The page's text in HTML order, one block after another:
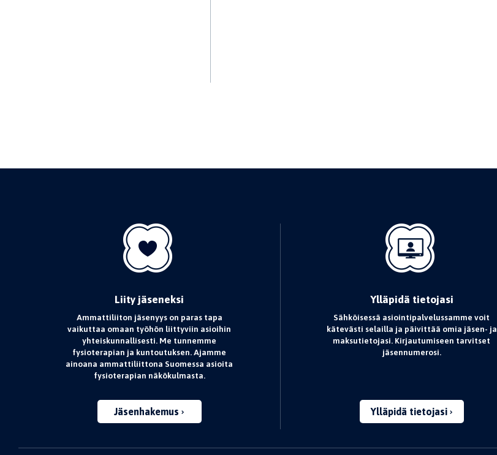
Liity jäseneksi
Ammattiliiton jäsenyys on paras tapa
vaikuttaa omaan työhön liittyviin asioihin
yhteiskunnallisesti. Me tunnemme
fysioterapian ja kuntoutuksen. Ajamme
ainoana ammattiliittona Suomessa asioita
fysioterapian näkökulmasta.
Jäsenhakemus
Ylläpidä tietojasi
Sähköisessä asiointipalvelussamme voit
kätevästi selailla ja päivittää omia jäsen- ja
maksutietojasi. Kirjautumiseen tarvitset
jäsennumerosi.
Ylläpidä tietojasi